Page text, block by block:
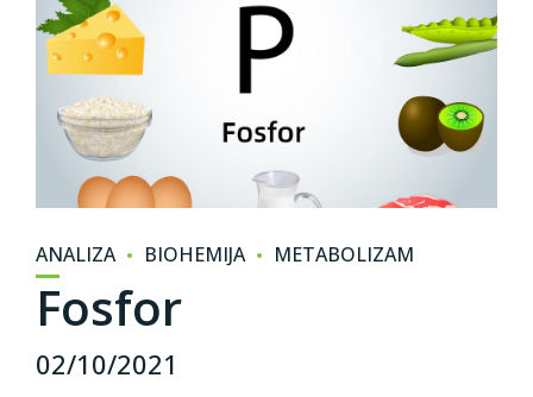
ANALIZA BIOHEMIJA METABOLIZAM
Fosfor
02/10/2021